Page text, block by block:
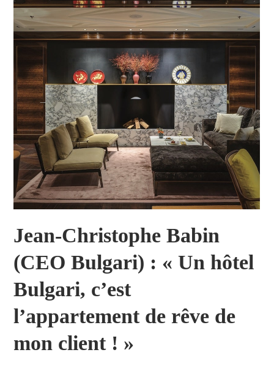
Jean-Christophe Babin
(CEO Bulgari) : « Un hôtel
Bulgari, c’est
l’appartement de rêve de
mon client ! »